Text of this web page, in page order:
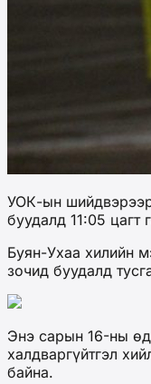
УОК-ын шийдвэрээр
буудалд 11:05 цагт
Буян-Ухаа хилийн
зочид буудалд
Энэ сарын 16-ны
халдваргүйтгэл
байна.